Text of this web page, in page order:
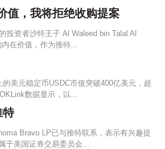
值，我将拒绝收购提案
投资者沙特王子 Al Waleed bin Talal Al
在价值，作为推特...
美元稳定币USDC市值突破400亿美元，超
数据显示，以...
特
Bravo LP已与推特联系，表示有兴趣提
于美国证券交易委员会...